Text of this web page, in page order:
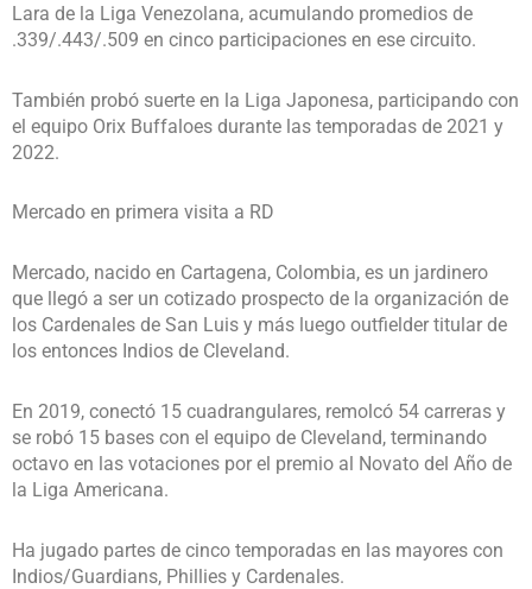
Lara de la Liga Venezolana, acumulando promedios de
.339/.443/.509 en cinco participaciones en ese circuito.
También probó suerte en la Liga Japonesa, participando con
el equipo Orix Buffaloes durante las temporadas de 2021 y
2022.
Mercado en primera visita a RD
Mercado, nacido en Cartagena, Colombia, es un jardinero
que llegó a ser un cotizado prospecto de la organización de
los Cardenales de San Luis y más luego outfielder titular de
los entonces Indios de Cleveland.
En 2019, conectó 15 cuadrangulares, remolcó 54 carreras y
se robó 15 bases con el equipo de Cleveland, terminando
octavo en las votaciones por el premio al Novato del Año de
la Liga Americana.
Ha jugado partes de cinco temporadas en las mayores con
Indios/Guardians, Phillies y Cardenales.